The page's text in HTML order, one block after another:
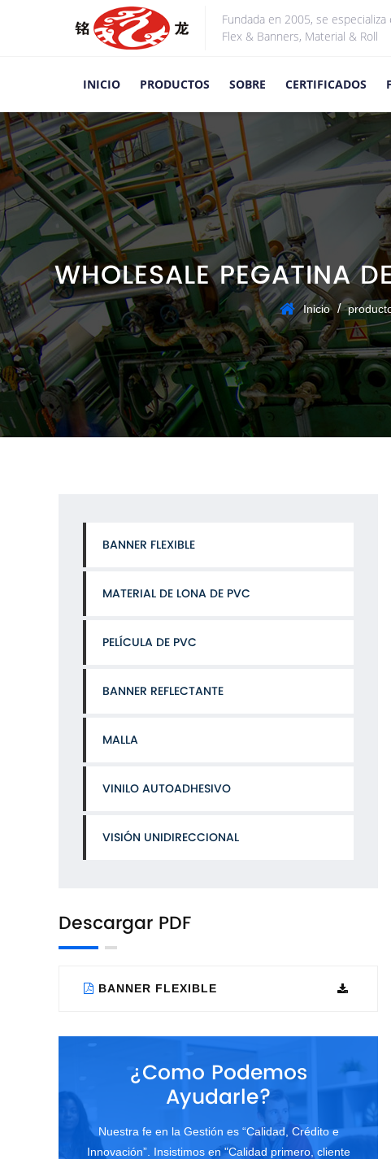
Fundada en 2005, se especializa
Flex & Banners, Material & Roll
INICIO PRODUCTOS SOBRE CERTIFICADOS
WHOLESALE PEGATINA
Inicio /
BANNER FLEXIBLE
MATERIAL DE LONA DE PVC
PELÍCULA DE PVC
BANNER REFLECTANTE
MALLA
VINILO AUTOADHESIVO
VISIÓN UNIDIRECCIONAL
Descargar PDF
BANNER FLEXIBLE
¿Como Podemos
Ayudarle?
Nuestra fe en la Gestión es “Calidad, Crédito e
Innovación”. Insistimos en "Calidad primero, cliente